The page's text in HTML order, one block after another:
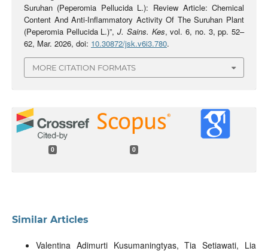
Suruhan (Peperomia Pellucida L.): Review Article: Chemical
Content And Anti-Inflammatory Activity Of The Suruhan Plant
(Peperomia Pellucida L.)”,J. Sains. Kes, vol. 6, no. 3, pp. 52–
62, Mar. 2026, doi: 10.30872/jsk.v6i3.780.
MORE CITATION FORMATS
0 0
Similar Articles
Valentina Adimurti Kusumaningtyas, Tia Setiawati, Lia